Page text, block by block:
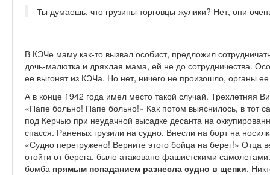
Ты думаешь, что грузины торговцы-жулики? Нет, они
В КЭЧе маму как-то вызвал особист, предложил
дочь-малютка и дряхлая мама, ей не до сотрудничества.
ее выгонят из КЭЧа. Но нет, ничего не произошло, органы
А в конце 1942 года имел место такой случай. Трехлетняя
«Папе больно! Папе больно!» Как потом выяснилось, в тот
под Керчью при неудачной высадке десанта на
спасся. Раненых грузили на судно. Внесли на борт на
«Судно перегружено! Верните этого бойца на берег!» Отца
отойти от берега, было атаковано фашистскими
бомба прямым попаданием разнесла судно в щепки.